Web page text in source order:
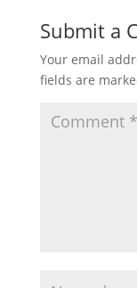
b
o
o
A
p
p
Submit a
Your email
fields are